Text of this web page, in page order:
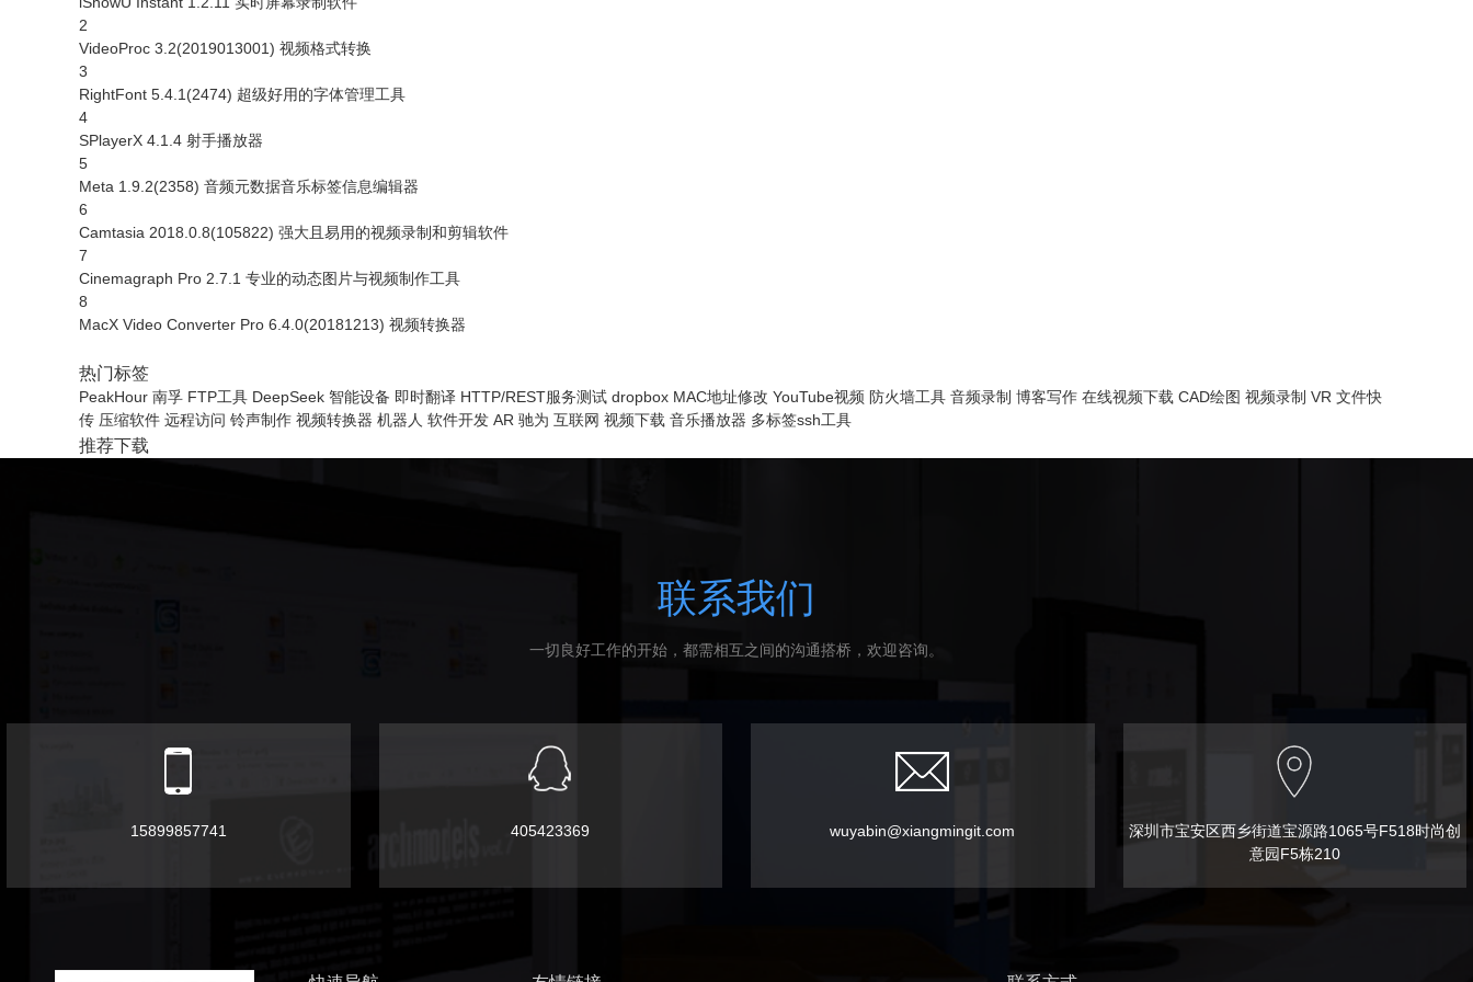
2
VideoProc 3.2(2019013001) 视频格式转换
3
RightFont 5.4.1(2474) 超级好用的字体管理工具
4
SPlayerX 4.1.4 射手播放器
5
Meta 1.9.2(2358) 音频元数据音乐标签信息编辑器
6
Camtasia 2018.0.8(105822) 强大且易用的视频录制和剪辑软件
7
Cinemagraph Pro 2.7.1 专业的动态图片与视频制作工具
8
MacX Video Converter Pro 6.4.0(20181213) 视频转换器
热门标签
PeakHour 南孚 FTP工具 DeepSeek 智能设备 即时翻译 HTTP/REST服务测试 dropbox MAC地址修改 YouTube视频 防火墙工具 音频录制 博客写作 在线视频下载 CAD绘图 视频录制 VR 文件快
传 压缩软件 远程访问 铃声制作 视频转换器 机器人 软件开发 AR 驰为 互联网 视频下载 音乐播放器 多标签ssh工具
推荐下载
联系我们
一切良好工作的开始，都需相互之间的沟通搭桥，欢迎咨询。
15899857741 405423369 wuyabin@xiangmingit.com
深圳市宝安区西乡街道宝源路1065号F518时尚创
意园F5栋210